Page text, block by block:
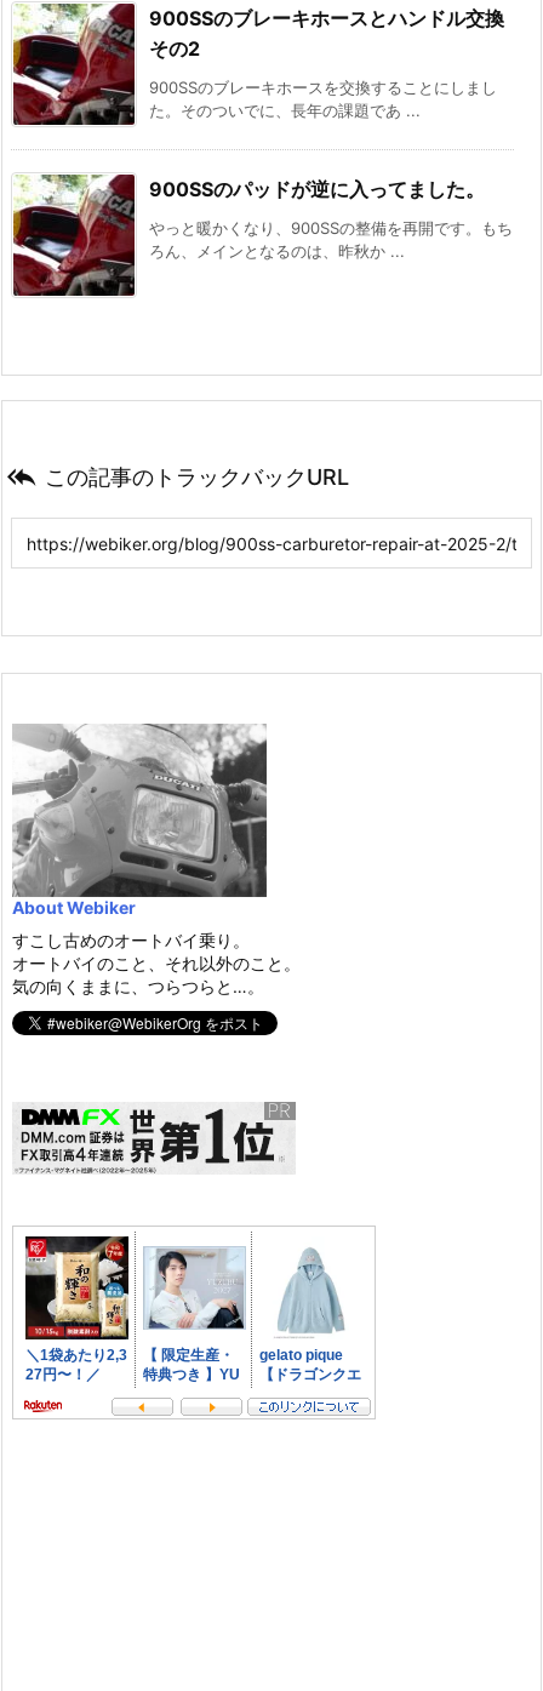
900SSのブレーキホースとハンドル交換
その2
900SSのブレーキホースを交換することにしまし
た。そのついでに、長年の課題であ ...
900SSのパッドが逆に入ってました。
やっと暖かくなり、900SSの整備を再開です。もち
ろん、メインとなるのは、昨秋か ...
 この記事のトラックバックURL
About Webiker
すこし古めのオートバイ乗り。
オートバイのこと、それ以外のこと。
気の向くままに、つらつらと…。